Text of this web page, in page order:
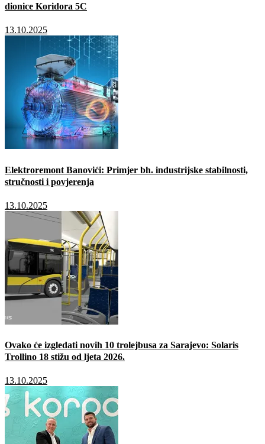
dionice Koridora 5C
13.10.2025
Elektroremont Banovići: Primjer bh. industrijske stabilnosti,
stručnosti i povjerenja
13.10.2025
Ovako će izgledati novih 10 trolejbusa za Sarajevo: Solaris
Trollino 18 stižu od ljeta 2026.
13.10.2025